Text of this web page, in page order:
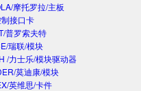
摩托罗拉/主板
接口卡
普罗索夫特
瑞联/模块
/力士乐/模块驱动器
莫迪康/模块
英维思/卡件